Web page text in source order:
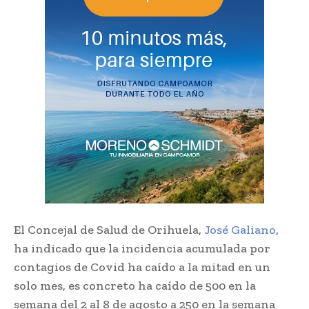
El Concejal de Salud de Orihuela, José Galiano,
ha indicado que la incidencia acumulada por
contagios de Covid ha caído a la mitad en un
solo mes, es concreto ha caído de 500 en la
semana del 2 al 8 de agosto a 250 en la semana